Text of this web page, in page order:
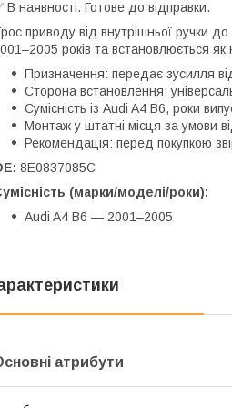
В наявності. Готове до відправки.
приводу від внутрішньої ручки
років та встановлюється як
Призначення: передає зусилля
Сторона встановлення:
Сумісність із Audi A4 B6, роки
Монтаж у штатні місця за умови
Рекомендація: перед покупкою
8E0837085C
(марки/моделі/роки):
Audi A4 B6 — 2001–2005
атрибути